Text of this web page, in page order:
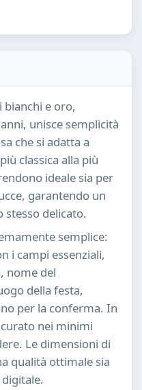
e oro,
unisce semplicità
che si adatta a
classica alla più
ideale sia per
garantendo un
delicato.
semplice:
i campi essenziali,
nome del
della festa,
per la conferma. In
nei minimi
Le dimensioni di
qualità ottimale sia
digitale.